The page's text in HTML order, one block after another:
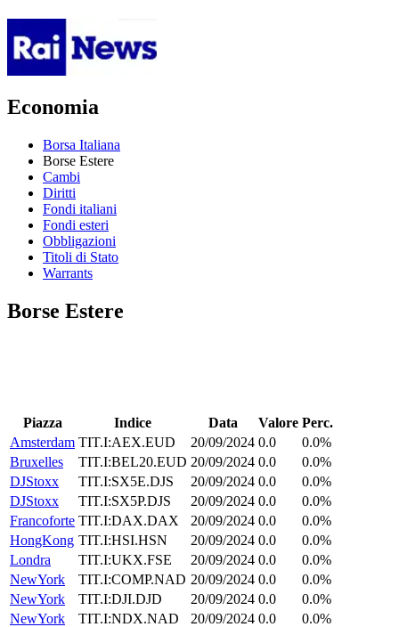
Economia
Borsa Italiana
Borse Estere
Cambi
Diritti
Fondi italiani
Fondi esteri
Obbligazioni
Titoli di Stato
Warrants
Borse Estere
Piazza Indice Data Valore Perc.
Amsterdam TIT.I:AEX.EUD 20/09/2024 0.0
0.0%
Bruxelles
TIT.I:BEL20.EUD 20/09/2024 0.0
0.0%
DJStoxx
TIT.I:SX5E.DJS 20/09/2024 0.0
0.0%
DJStoxx
TIT.I:SX5P.DJS 20/09/2024 0.0
0.0%
Francoforte TIT.I:DAX.DAX 20/09/2024 0.0
0.0%
HongKong TIT.I:HSI.HSN 20/09/2024 0.0
0.0%
Londra
TIT.I:UKX.FSE 20/09/2024 0.0
0.0%
NewYork
TIT.I:COMP.NAD 20/09/2024 0.0
0.0%
NewYork
TIT.I:DJI.DJD 20/09/2024 0.0
0.0%
NewYork
TIT.I:NDX.NAD 20/09/2024 0.0
0.0%